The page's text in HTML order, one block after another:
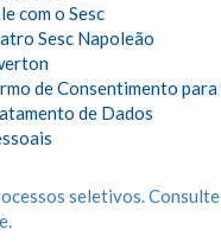
com o Sesc
Sesc Napoleão
de Consentimento para
de Dados
seletivos. Consulte